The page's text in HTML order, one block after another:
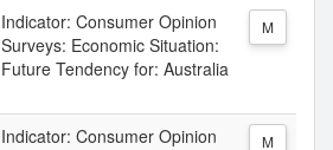
Indicator: Consumer Opinion
Surveys: Economic Situation:
Future Tendency for: Australia
M
Indicator: Consumer Opinion
M